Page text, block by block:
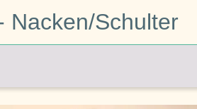
Nacken/Schulter